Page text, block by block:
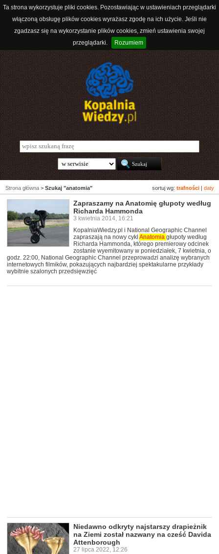
Ta strona wykorzystuje pliki cookies. Pozostawiając w ustawieniach przeglądarki
włączoną obsługę plików cookies wyrażasz zgodę na ich użycie. Jeśli nie
zgadzasz się na wykorzystanie plików cookies, zmień ustawienia swojej
przeglądarki.
Rozumiem
sortuj wg: trafności daty
Strona główna > Szukaj "anatomia"
Zapraszamy na Anatomię głupoty według
Richarda Hammonda
3 kwietnia 2014, 16:21
KopalniaWiedzy.pl i National Geographic Channel
zapraszają na nowy cykl Anatomia głupoty według
Richarda Hammonda, którego premierowy odcinek
zostanie wyemitowany w poniedziałek, 7 kwietnia, o
godz. 22:00, National Geographic Channel przeprowadzi analizę wybranych
internetowych filmików, pokazujących najbardziej spektakularne przykłady
wybitnie szalonych przedsięwzięć
Niedawno odkryty najstarszy drapieżnik
na Ziemi został nazwany na cześć Davida
Attenborough
27 lipca 2022, 12:26